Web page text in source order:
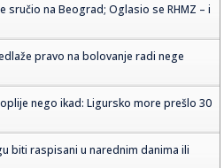
sručio na Beograd; Oglasio se RHMZ – i
pravo na bolovanje radi nege
nego ikad: Ligursko more prešlo 30
biti raspisani u narednim danima ili